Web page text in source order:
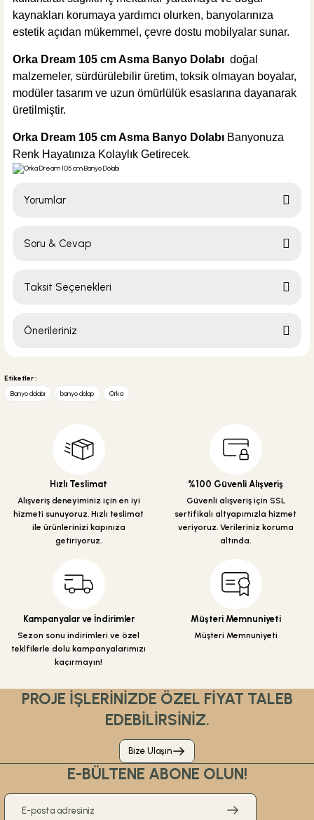
Tema Banyo
Tema Pop-Up Krom Sifon Otomatiği
ÜRÜN TÜKENDİ
kaynakları korumaya yardımcı olurken, banyolarınıza
estetik açıdan mükemmel, çevre dostu mobilyalar sunar.
Orka Dream 105 cm Asma Banyo Dolabı doğal
malzemeler, sürdürülebilir üretim, toksik olmayan boyalar,
modüler tasarım ve uzun ömürlülük esaslarına dayanarak
üretilmiştir.
Orka Dream 105 cm Asma Banyo Dolabı Banyonuza
Renk Hayatınıza Kolaylık Getirecek.
Yorumlar
Soru & Cevap
Taksit Seçenekleri
Önerileriniz
yetersiz gördüğünüz noktaları öneri formunu kullanarak tarafımıza
Görüş ve önerileriniz için teşekkür ederiz.
Ürün resmi kalitesiz, bozuk veya görüntülenemiyor.
Ürün açıklamasında eksik bilgiler bulunuyor.
Ürün fiyatı diğer sitelerden daha pahalı.
Bu ürüne benzer farklı alternatifler olmalı.
Etiketler :
Banyo dolabı
banyo dolap Orka
Hızlı Teslimat
Alışveriş deneyiminiz için en iyi
hizmeti sunuyoruz. Hızlı teslimat
ile ürünlerinizi kapınıza
getiriyoruz.
%100 Güvenli Alışveriş
Güvenli alışveriş için SSL
sertifikalı altyapımızla hizmet
veriyoruz. Verileriniz koruma
altında.
Kampanyalar ve İndirimler
Sezon sonu indirimleri ve özel
teklfilerle dolu kampanyalarımızı
kaçırmayın!
Müşteri Memnuniyeti
Müşteri Memnuniyeti
PROJE İŞLERİNİZDE ÖZEL FİYAT TALEB
EDEBİLİRSİNİZ.
Bize Ulaşın
E-BÜLTENE ABONE OLUN!